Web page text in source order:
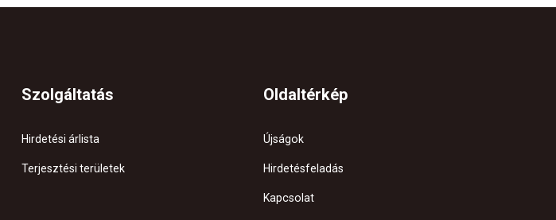
Szolgáltatás
Hirdetési árlista
Terjesztési területek
Oldaltérkép
Újságok
Hirdetésfeladás
Kapcsolat